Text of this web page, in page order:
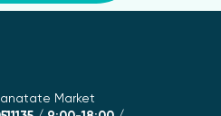
Market